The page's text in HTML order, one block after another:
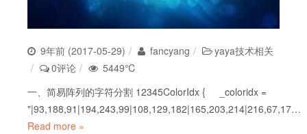
9年前 (2017-05-29) fancyang
yaya技术相关
0评论
5449℃
一、简易阵列的字符分割 12345ColorIdx { _coloridx =
"|93,188,91|194,243,99|108,129,182|165,203,214|216,67,17…
Read more »